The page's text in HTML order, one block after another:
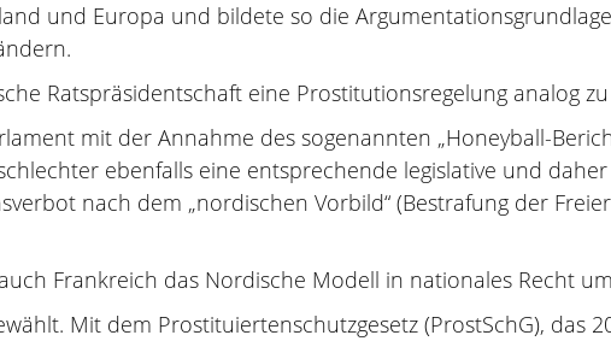
und Europa und bildete so die
Ratspräsidentschaft eine Prostitutionsregelung analog
mit der Annahme des sogenannten „Honeyball-
ebenfalls eine entsprechende legislative und
nach dem „nordischen Vorbild“ (Bestrafung der
Frankreich das Nordische Modell in nationales Recht
Mit dem Prostituiertenschutzgesetz (ProstSchG), das